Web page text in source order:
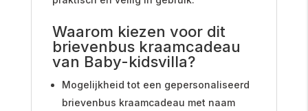
Waarom kiezen voor dit
brievenbus kraamcadeau
van Baby-kidsvilla?
Mogelijkheid tot een gepersonaliseerd
brievenbus kraamcadeau met naam